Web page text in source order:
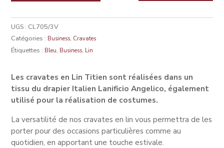
UGS : CL705/3V
Catégories : Business, Cravates
Étiquettes : Bleu, Business, Lin
Les cravates en Lin Titien sont réalisées dans un
tissu du drapier Italien Lanificio Angelico, également
utilisé pour la réalisation de costumes.
La versatilité de nos cravates en lin vous permettra de les
porter pour des occasions particulières comme au
quotidien, en apportant une touche estivale.